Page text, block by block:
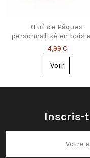
Œuf de Pâques
personnalisé en bois
prénom – Déco ou
étiquette cadeau
4,99 €
Voir
Inscris-